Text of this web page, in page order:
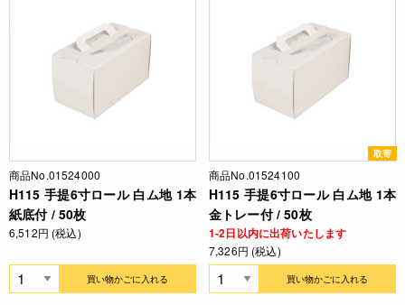
商品No.01524000
H115 手提6寸ロール 白ム地 1本
紙底付 / 50枚
6,512円 (税込)
買い物かごに入れる
取寄
商品No.01524100
H115 手提6寸ロール 白ム地 1本
金トレー付 / 50枚
1-2日以内に出荷いたします
7,326円 (税込)
買い物かごに入れる